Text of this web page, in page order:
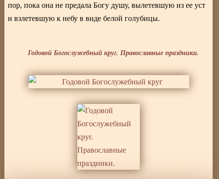
пор, пока она не предала Богу душу, вылетевшую из ее уст
и взлетевшую к небу в виде белой голубицы.
Годовой Богослужебный круг. Православные праздники.